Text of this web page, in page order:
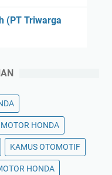
(PT Triwarga
HONDA
KAMUS OTOMOTIF
HONDA